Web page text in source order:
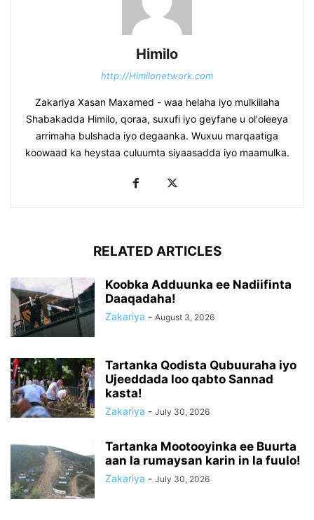
Himilo
http://Himilonetwork.com
Zakariya Xasan Maxamed - waa helaha iyo mulkiilaha
Shabakadda Himilo, qoraa, suxufi iyo geyfane u ol'oleeya
arrimaha bulshada iyo degaanka. Wuxuu marqaatiga
koowaad ka heystaa culuumta siyaasadda iyo maamulka.
RELATED ARTICLES
Koobka Adduunka ee Nadiifinta
Daaqadaha!
Zakariya - August 3, 2026
Tartanka Qodista Qubuuraha iyo
Ujeeddada loo qabto Sannad
kasta!
Zakariya - July 30, 2026
Tartanka Mootooyinka ee Buurta
aan la rumaysan karin in la fuulo!
Zakariya - July 30, 2026